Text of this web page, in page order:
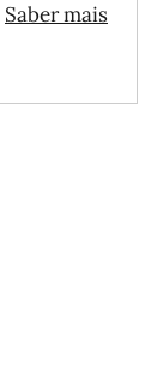
Saber mais